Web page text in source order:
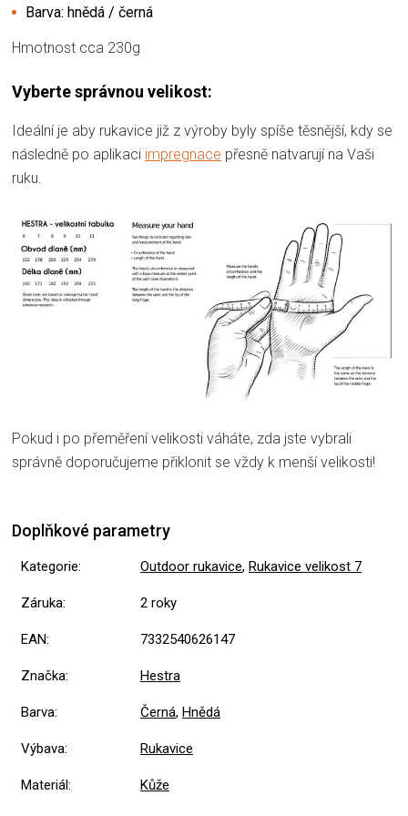
Barva: hnědá / černá
Hmotnost cca 230g
Vyberte správnou velikost:
Ideální je aby rukavice již z výroby byly spíše těsnější, kdy se
následně po aplikaci impregnace přesně natvarují na Vaši
ruku.
Pokud i po přeměření velikosti váháte, zda jste vybrali
správně doporučujeme přiklonit se vždy k menší velikosti!
Doplňkové parametry
Kategorie: Outdoor rukavice, Rukavice velikost 7
Záruka: 2 roky
EAN: 7332540626147
Značka: Hestra
Barva: Černá, Hnědá
Výbava: Rukavice
Materiál: Kůže